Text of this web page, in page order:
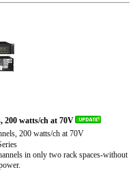
200 watts/ch at 70V
200 watts/ch at 70V
in only two rack spaces-without